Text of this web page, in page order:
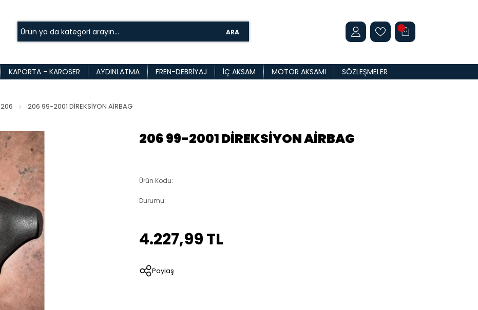
ARA
KAPORTA - KAROSER AYDINLATMA FREN-DEBRIYAJ İÇ AKSAM MOTOR AKSAMI SÖZLEŞMELER
206 206 99-2001 DİREKSİYON AİRBAG
206 99-2001 DİREKSİYON AİRBAG
Ürün Kodu:
Durumu:
4.227,99 TL
Paylaş